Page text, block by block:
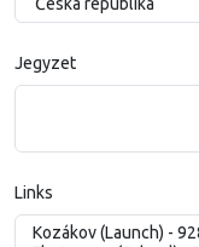
Jegyzet
Links